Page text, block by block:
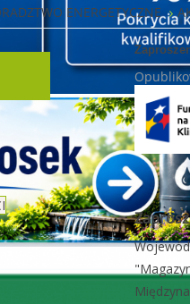
ENERGETYCZNE